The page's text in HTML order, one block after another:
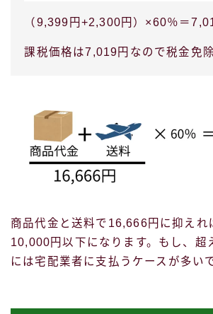
（9,399円+2,300円）×60％＝
課税価格は7,019円なので税金免除
商品代金と送料で16,666円に抑えれ
10,000円以下になります。もし、超
には宅配業者に支払うケースが多いで